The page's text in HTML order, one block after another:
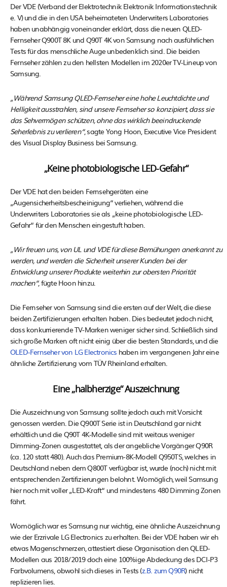
Der VDE (Verband der Elektrotechnik Elektronik Informationstechnik
e. V) und die in den USA beheimateten Underwriters Laboratories
haben unabhängig voneinander erklärt, dass die neuen QLED-
Fernseher Q900T 8K und Q90T 4K von Samsung nach ausführlichen
Tests für das menschliche Auge unbedenklich sind. Die beiden
Fernseher zählen zu den hellsten Modellen im 2020er TV-Lineup von
Samsung.
„Während Samsung QLED-Fernseher eine hohe Leuchtdichte und
Helligkeit ausstrahlen, sind unsere Fernseher so konzipiert, dass sie
das Sehvermögen schützen, ohne das wirklich beeindruckende
Seherlebnis zu verlieren“, sagte Yong Hoon, Executive Vice President
des Visual Display Business bei Samsung.
„Keine photobiologische LED-Gefahr“
Der VDE hat den beiden Fernsehgeräten eine
„Augensicherheitsbescheinigung“ verliehen, während die
Underwriters Laboratories sie als „keine photobiologische LED-
Gefahr“ für den Menschen eingestuft haben.
„Wir freuen uns, von UL und VDE für diese Bemühungen anerkannt zu
werden, und werden die Sicherheit unserer Kunden bei der
Entwicklung unserer Produkte weiterhin zur obersten Priorität
machen“, fügte Hoon hinzu.
Die Fernseher von Samsung sind die ersten auf der Welt, die diese
beiden Zertifizierungen erhalten haben. Dies bedeutet jedoch nicht,
dass konkurrierende TV-Marken weniger sicher sind. Schließlich sind
sich große Marken oft nicht einig über die besten Standards, und die
OLED-Fernseher von LG Electronics haben im vergangenen Jahr eine
ähnliche Zertifizierung vom TÜV Rheinland erhalten.
Eine „halbherzige“ Auszeichnung
Die Auszeichnung von Samsung sollte jedoch auch mit Vorsicht
genossen werden. Die Q900T Serie ist in Deutschland gar nicht
erhältlich und die Q90T 4K-Modelle sind mit weitaus weniger
Dimming-Zonen ausgestattet, als der angebliche Vorgänger Q90R
(ca. 120 statt 480). Auch das Premium-8K-Modell Q950TS, welches in
Deutschland neben dem Q800T verfügbar ist, wurde (noch) nicht mit
entsprechenden Zertifizierungen belohnt. Womöglich, weil Samsung
hier noch mit voller „LED-Kraft“ und mindestens 480 Dimming Zonen
fährt.
Womöglich war es Samsung nur wichtig, eine ähnliche Auszeichnung
wie der Erzrivale LG Electronics zu erhalten. Bei der VDE haben wir eh
etwas Magenschmerzen, attestiert diese Organisation den QLED-
Modellen aus 2018/2019 doch eine 100%ige Abdeckung des DCI-P3
Farbvolumens, obwohl sich dieses in Tests (z.B. zum Q90R) nicht
replizieren lies.